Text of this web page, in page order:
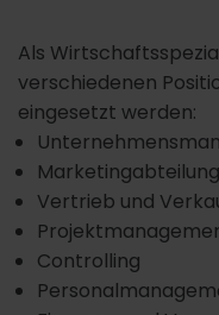
Als
verschiedenen
eingesetzt werden:
Vertrieb und
Controlling